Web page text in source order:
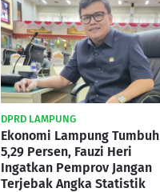
DPRD LAMPUNG
Ekonomi Lampung Tumbuh
5,29 Persen, Fauzi Heri
Ingatkan Pemprov Jangan
Terjebak Angka Statistik